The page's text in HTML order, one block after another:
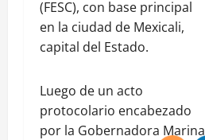
(FESC), con base principal
en la ciudad de Mexicali,
capital del Estado.
Luego de un acto
protocolario encabezado
por la Gobernadora Marina